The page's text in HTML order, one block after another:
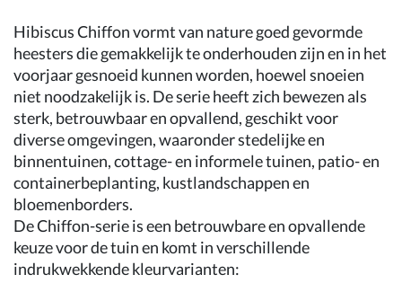
Hibiscus Chiffon vormt van nature goed gevormde
heesters die gemakkelijk te onderhouden zijn en in het
voorjaar gesnoeid kunnen worden, hoewel snoeien
niet noodzakelijk is. De serie heeft zich bewezen als
sterk, betrouwbaar en opvallend, geschikt voor
diverse omgevingen, waaronder stedelijke en
binnentuinen, cottage- en informele tuinen, patio- en
containerbeplanting, kustlandschappen en
bloemenborders.
De Chiffon-serie is een betrouwbare en opvallende
keuze voor de tuin en komt in verschillende
indrukwekkende kleurvarianten: